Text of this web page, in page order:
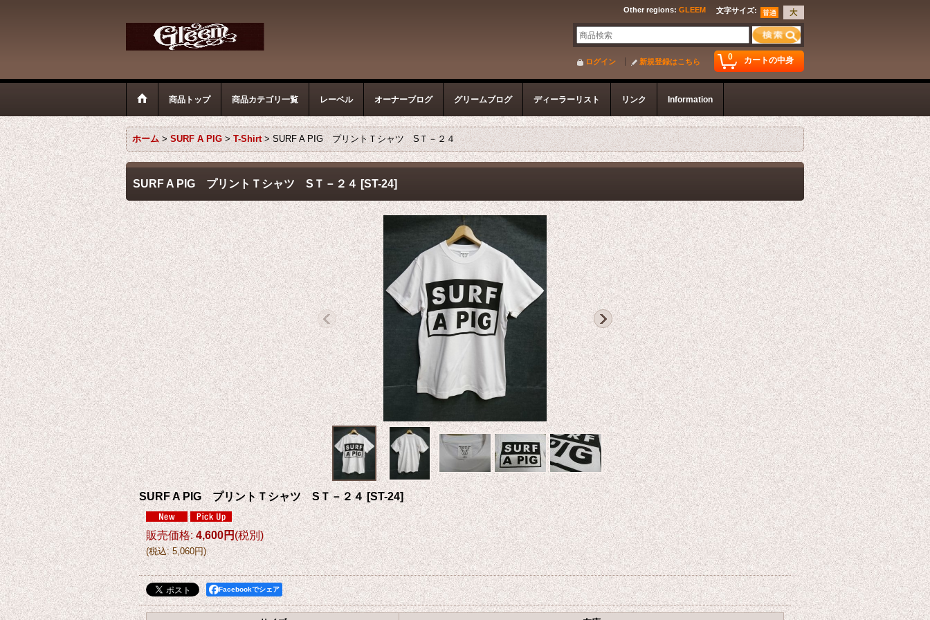
文字サイズ:
Other regions: GLEEM
0 カートの中身
ログイン 新規登録はこちら
商品トップ 商品カテゴリ一覧 レーベル オーナーブログ グリームブログ ディーラーリスト リンク Information
ホーム > SURF A PIG > T-Shirt > SURF A PIG プリントＴシャツ SＴ－２４
SURF A PIG プリントＴシャツ SＴ－２４ [ST-24]
SURF A PIG プリントＴシャツ SＴ－２４ [ST-24]
販売価格: 4,600円(税別)
(税込: 5,060円)
Facebookでシェア